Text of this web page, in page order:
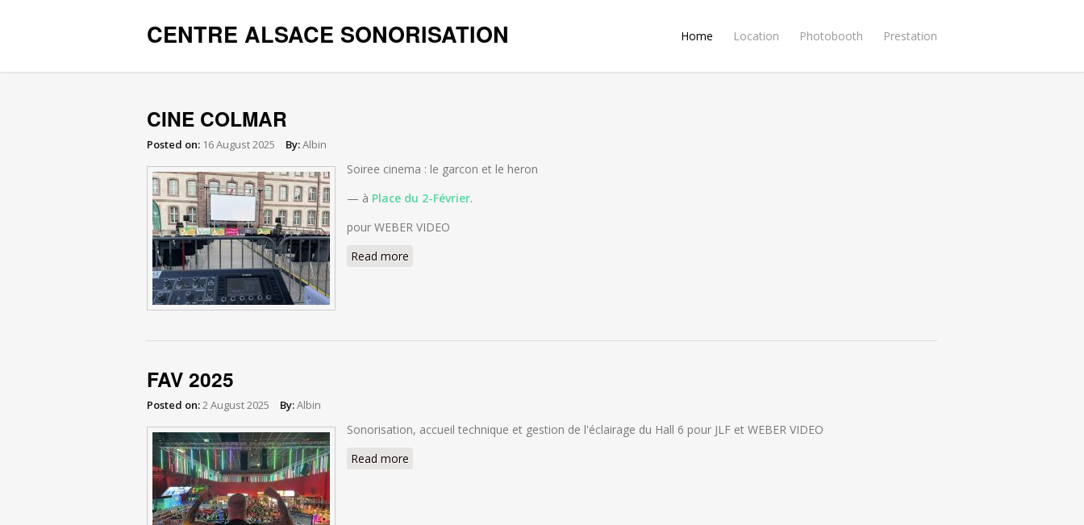
CENTRE ALSACE SONORISATION Home Location Photobooth Prestation
CINE COLMAR
Posted on: 16 August 2025 By:Albin
Soiree cinema : le garcon et le heron
— à Place du 2-Février.
pour WEBER VIDEO
Read more
FAV 2025
Posted on:2 August 2025 By:Albin
Sonorisation, accueil technique et gestion de l'éclairage du Hall 6 pour JLF et WEBER VIDEO
Read more